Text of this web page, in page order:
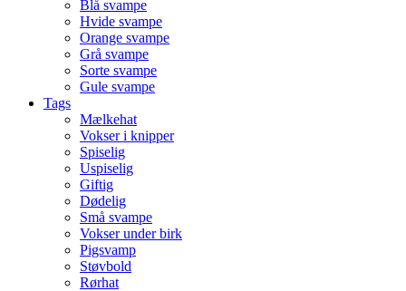
Blå svampe
Hvide svampe
Orange svampe
Grå svampe
Sorte svampe
Gule svampe
Tags
Mælkehat
Vokser i knipper
Spiselig
Uspiselig
Giftig
Dødelig
Små svampe
Vokser under birk
Pigsvamp
Støvbold
Rørhat